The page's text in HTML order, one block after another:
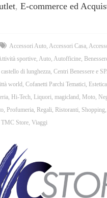
, E-commerce ed
Accessori Auto Accessori Casa
sportive Auto Autofficine
castello di lunghezza Centri Benessere e
world Cofanetti Parchi Tematici Estetica
Hi-Tech Liquori magicland Moto
Profumeria Regali Ristoranti Shopping
TMC Store Viaggi